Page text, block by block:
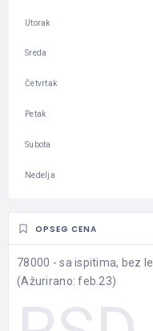
Utorak
Sreda
Četvrtak
Petak
Subota
Nedelja
OPSEG CENA
78000 - sa ispitima, bez
(Ažurirano: feb.23)